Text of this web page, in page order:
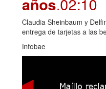
Claudia Sheinbaum y
entrega de tarjetas a las
Infobae